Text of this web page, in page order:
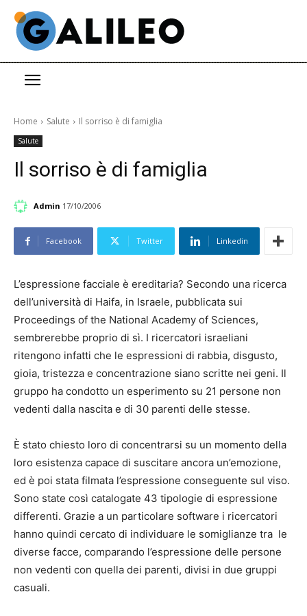
Home Salute Il sorriso è di famiglia
Salute
Il sorriso è di famiglia
Admin 17/10/2006
Facebook Twitter Linkedin
L’espressione facciale è ereditaria? Secondo una ricerca
dell’università di Haifa, in Israele, pubblicata sui
Proceedings of the National Academy of Sciences,
sembrerebbe proprio di sì. I ricercatori israeliani
ritengono infatti che le espressioni di rabbia, disgusto,
gioia, tristezza e concentrazione siano scritte nei geni. Il
gruppo ha condotto un esperimento su 21 persone non
vedenti dalla nascita e di 30 parenti delle stesse.
È stato chiesto loro di concentrarsi su un momento della
loro esistenza capace di suscitare ancora un’emozione,
ed è poi stata filmata l’espressione conseguente sul viso.
Sono state così catalogate 43 tipologie di espressione
differenti. Grazie a un particolare software i ricercatori
hanno quindi cercato di individuare le somiglianze tra le
diverse facce, comparando l’espressione delle persone
non vedenti con quella dei parenti, divisi in due gruppi
casuali.